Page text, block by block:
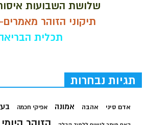
שלושת השבועות
תיקוני הזוהר
תכלית
תגיות נבחרות
אדם סיני אהבה אמונה אפיקי חכמה